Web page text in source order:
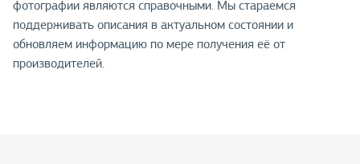
фотографии являются справочными. Мы стараемся
поддерживать описания в актуальном состоянии и
обновляем информацию по мере получения её от
производителей.